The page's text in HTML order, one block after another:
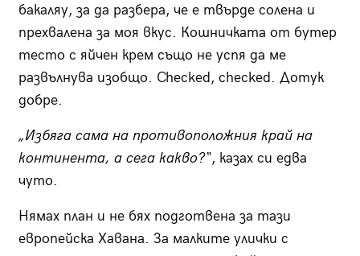
бакаляу, за да разбера, че е твърде солена и
прехвалена за моя вкус. Кошничката от бутер
тесто с яйчен крем също не успя да ме
развълнува изобщо. Checked, checked. Дотук
добре.
„Избяга сама на противоположния край на
континента, а сега какво?“, казах си едва
чуто.
Нямах план и не бях подготвена за тази
европейска Хавана. За малките улички с